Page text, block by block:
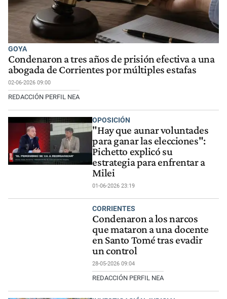
GOYA
Condenaron a tres años de prisión efectiva a una
abogada de Corrientes por múltiples estafas
02-06-2026 09:00
REDACCIÓN PERFIL NEA
OPOSICIÓN
"Hay que aunar voluntades
para ganar las elecciones":
Pichetto explicó su
estrategia para enfrentar a
Milei
01-06-2026 23:19
CORRIENTES
Condenaron a los narcos
que mataron a una docente
en Santo Tomé tras evadir
un control
28-05-2026 09:04
REDACCIÓN PERFIL NEA